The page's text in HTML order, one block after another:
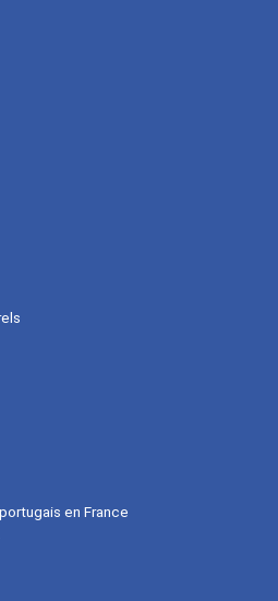
en France